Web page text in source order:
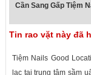
Cần Sang Gấp Tiệm
Tin rao vặt này đã
Tiệm Nails Good
lạc tại trung tâm sầm